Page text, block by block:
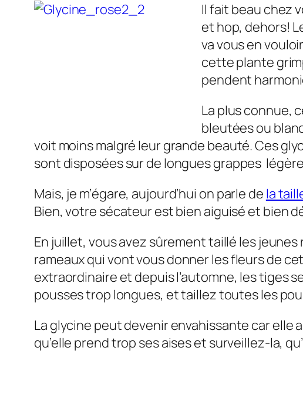
Il fait beau chez
et hop, dehors!
va vous en
cette plante
pendent
La plus connue,
bleutées ou
voit moins malgré leur grande beauté. Ces
sont disposées sur de longues grappes
Mais, je m’égare, aujourd’hui on parle de la
Bien, votre sécateur est bien aiguisé et bien
En juillet, vous avez sûrement taillé les
rameaux qui vont vous donner les fleurs de
extraordinaire et depuis l’automne, les tiges
pousses trop longues, et taillez toutes les
La glycine peut devenir envahissante car elle
qu’elle prend trop ses aises et surveillez-la,